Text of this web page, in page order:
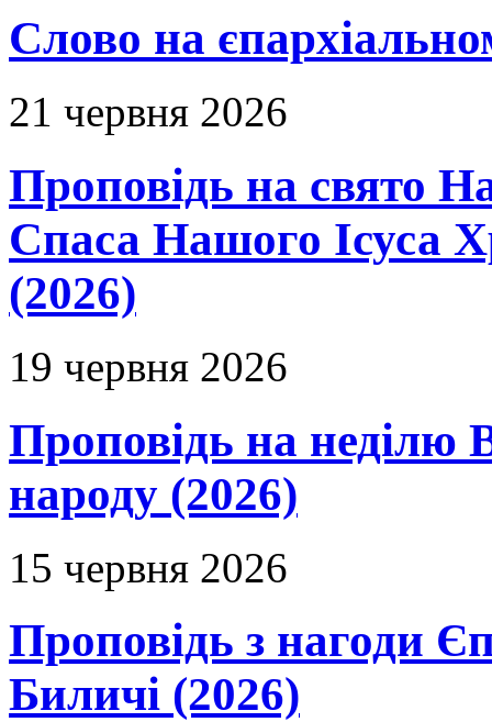
Слово на
21 червня 2026
Проповідь на свято
Спаса Нашого Ісуса
(2026)
19 червня 2026
Проповідь на неділю
народу (2026)
15 червня 2026
Проповідь з нагоди
Биличі (2026)